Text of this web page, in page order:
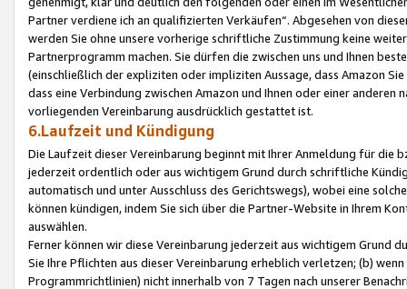
Partner verdiene ich an qualifizierten Verkäufen“. Abgesehen von
werden Sie ohne unsere vorherige schriftliche Zustimmung keine
Partnerprogramm machen. Sie dürfen die zwischen uns und Ihnen
(einschließlich der expliziten oder impliziten Aussage, dass Amazon
dass eine Verbindung zwischen Amazon und Ihnen oder einer
vorliegenden Vereinbarung ausdrücklich gestattet ist.
6.Laufzeit und Kündigung
Die Laufzeit dieser Vereinbarung beginnt mit Ihrer Anmeldung für die
jederzeit ordentlich oder aus wichtigem Grund durch schriftliche
automatisch und unter Ausschluss des Gerichtswegs), wobei eine
können kündigen, indem Sie sich über die Partner-Website in Ihrem
auswählen.
Ferner können wir diese Vereinbarung jederzeit aus wichtigem Grund
Sie Ihre Pflichten aus dieser Vereinbarung erheblich verletzen; (b)
Programmrichtlinien) nicht innerhalb von 7 Tagen nach unserer